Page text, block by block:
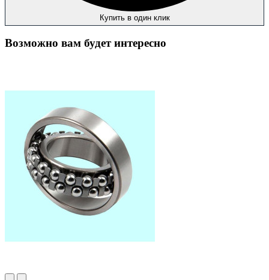
Купить в один клик
Возможно вам будет интересно